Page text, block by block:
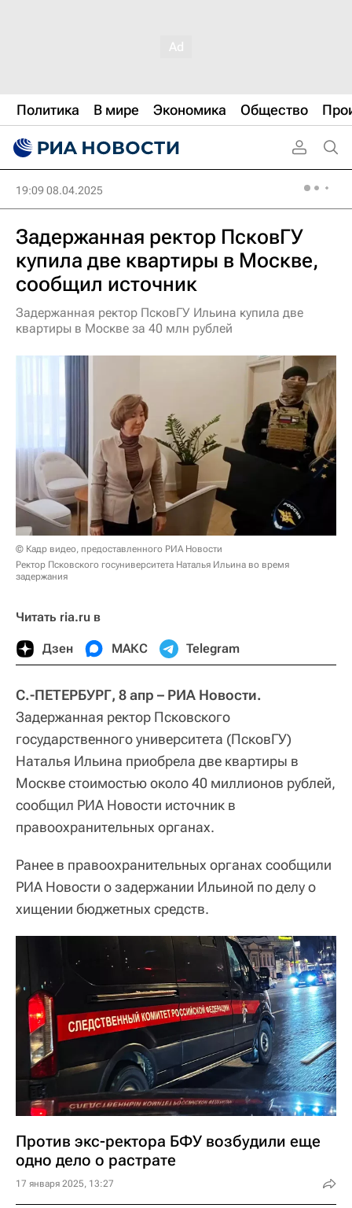
Политика В мире Экономика Общество
19:09 08.04.2025
Задержанная ректор ПсковГУ
купила две квартиры в Москве,
сообщил источник
Задержанная ректор ПсковГУ Ильина купила две
квартиры в Москве за 40 млн рублей
© Кадр видео, предоставленного РИА Новости
Ректор Псковского госуниверситета Наталья Ильина во время
задержания
Читать ria.ru в
Дзен МАКС Telegram
С.-ПЕТЕРБУРГ, 8 апр – РИА Новости.
Задержанная ректор Псковского
государственного университета (ПсковГУ)
Наталья Ильина приобрела две квартиры в
Москве стоимостью около 40 миллионов рублей,
сообщил РИА Новости источник в
правоохранительных органах.
Ранее в правоохранительных органах сообщили
РИА Новости о задержании Ильиной по делу о
хищении бюджетных средств.
Против экс-ректора БФУ возбудили еще
одно дело о растрате
17 января 2025, 13:27